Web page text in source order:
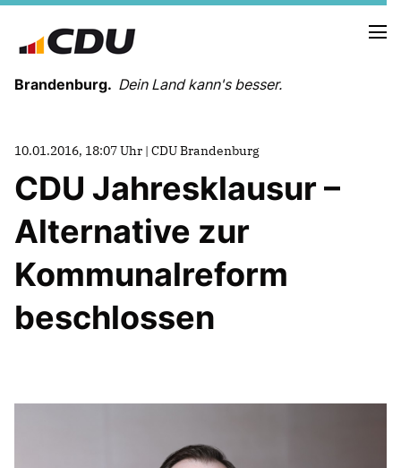
Brandenburg. Dein Land kann's besser.
MELDUNGEN
LANDESVORSTAND
LANDESGESCHÄFTSSTELLE
ORGANISATION
KREISVERBÄNDE
VEREINIGUNGEN UND SONDERORGANISATIONEN
LANDESFACHAUSSCHÜSSE
IM LANDTAG
10.01.2016, 18:07 Uhr | CDU Brandenburg
CDU Jahresklausur –
Alternative zur
Kommunalreform
beschlossen